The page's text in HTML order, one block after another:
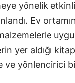
yönelik
Ev
yer aldığı
ve yönlendirici